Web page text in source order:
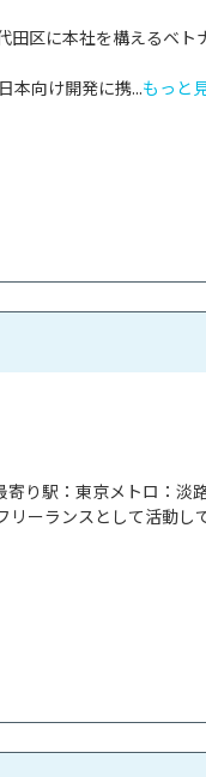
田区に本社を構えるベ
本向け開発に携...もっと
り駅：東京メトロ：淡
ーランスとして活動し